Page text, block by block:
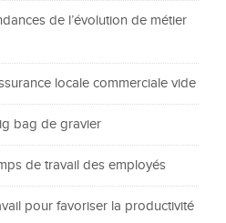
de l’évolution de métier
locale commerciale vide
bag de gravier
de travail des employés
pour favoriser la productivité